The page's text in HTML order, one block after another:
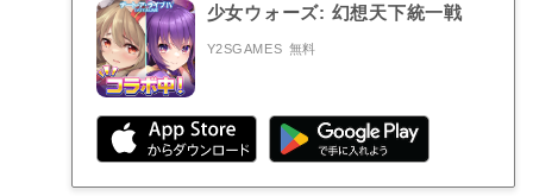
少女ウォーズ: 幻想天下統一戦
Y2SGAMES 無料